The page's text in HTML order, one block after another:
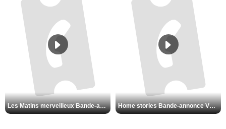
Les Matins merveilleux Bande-annonce VF Home stories Bande-annonce VO STFR